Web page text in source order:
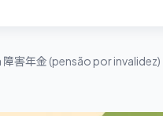
害年金 (pensão por